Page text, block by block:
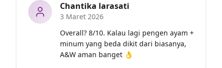
Chantika larasati
3 Maret 2026
Overall? 8/10. Kalau lagi pengen ayam +
minum yang beda dikit dari biasanya,
A&W aman banget 👌